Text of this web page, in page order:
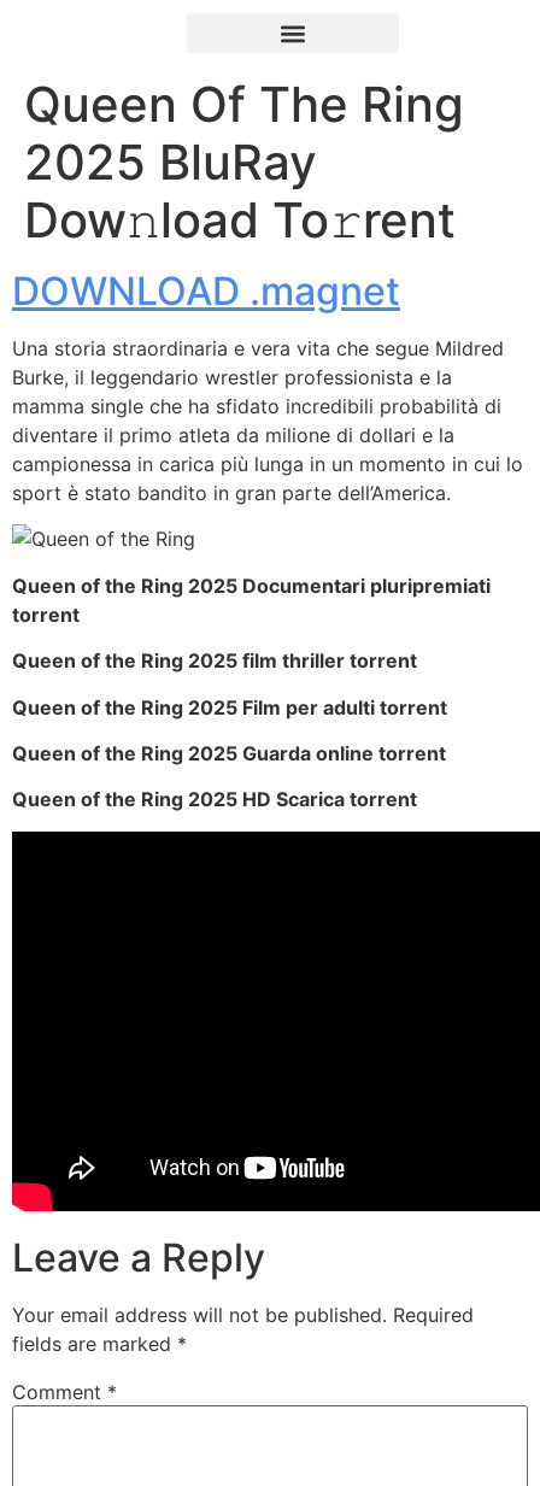
Queen Of The Ring
2025 BluRay
Dow𝚗load To𝚛rent
DOWNLOAD .magnet
Una storia straordinaria e vera vita che segue Mildred
Burke, il leggendario wrestler professionista e la
mamma single che ha sfidato incredibili probabilità di
diventare il primo atleta da milione di dollari e la
campionessa in carica più lunga in un momento in cui lo
sport è stato bandito in gran parte dell’America.
Queen of the Ring 2025 Documentari pluripremiati
torrent
Queen of the Ring 2025 film thriller torrent
Queen of the Ring 2025 Film per adulti torrent
Queen of the Ring 2025 Guarda online torrent
Queen of the Ring 2025 HD Scarica torrent
Leave a Reply
Your email address will not be published. Required
fields are marked *
Comment *